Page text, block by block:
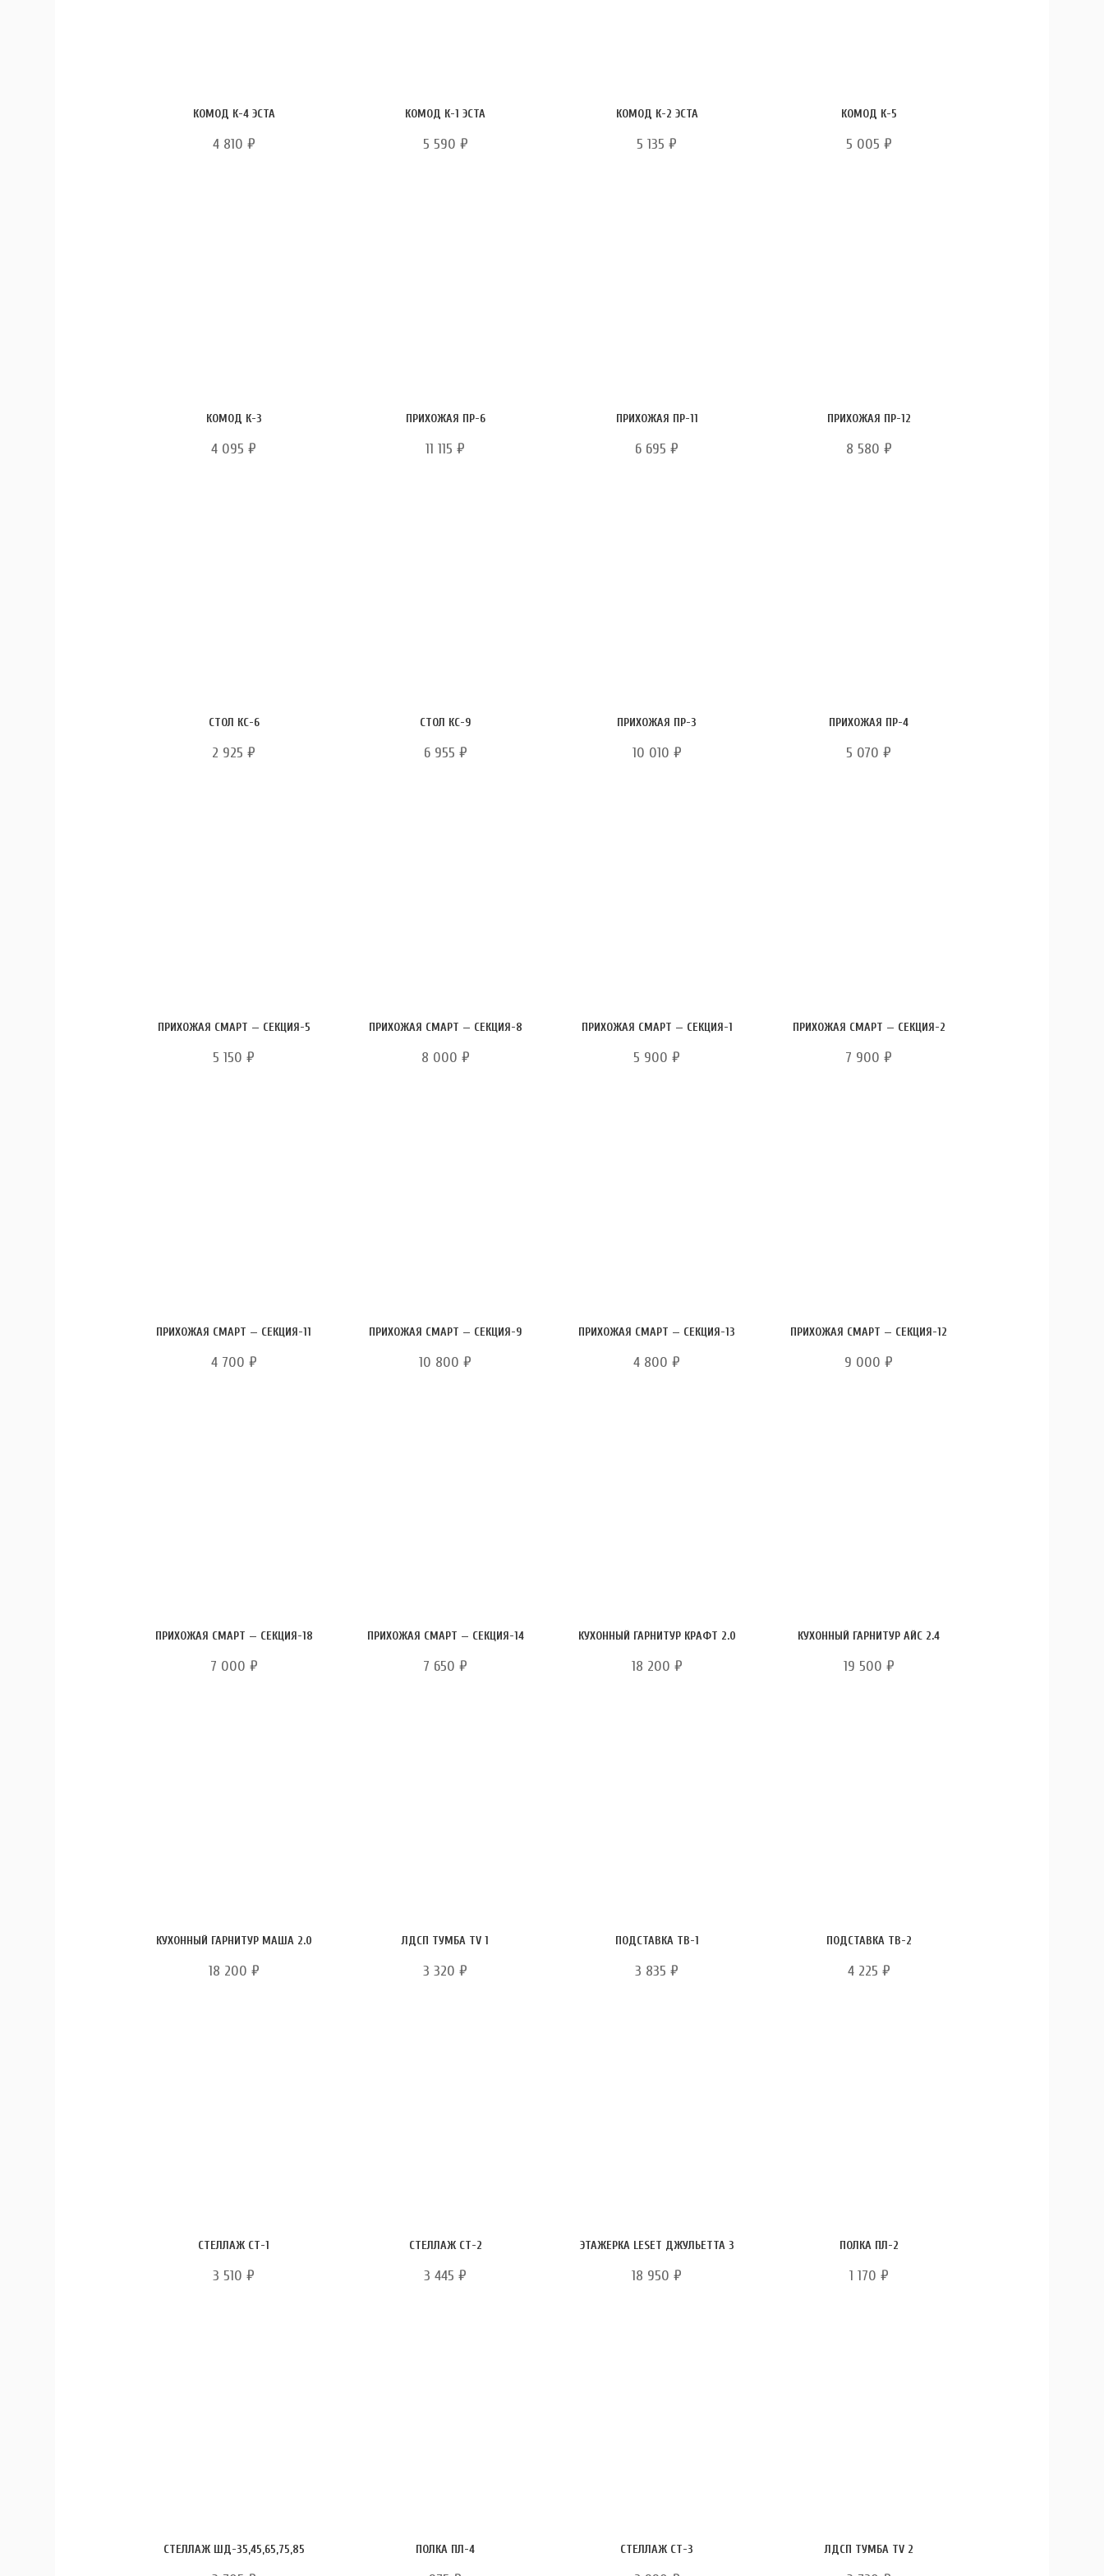
КОМОД К-4 ЭСТА
4 810 ₽
КОМОД К-1 ЭСТА
5 590 ₽
КОМОД К-2 ЭСТА
5 135₽
КОМОД К-5
5 005 ₽
КОМОД К-3
4 095₽
ПРИХОЖАЯ ПР-6
11 115₽
ПРИХОЖАЯ ПР-11
6 695₽
ПРИХОЖАЯ ПР-12
8 580 ₽
СТОЛ КС-6
2 925₽
СТОЛ КС-9
6 955 ₽
ПРИХОЖАЯ ПР-3
10 010 ₽
ПРИХОЖАЯ ПР-4
5 070₽
ПРИХОЖАЯ СМАРТ — СЕКЦИЯ-5
5 150₽
ПРИХОЖАЯ СМАРТ — СЕКЦИЯ-8
8 000 ₽
ПРИХОЖАЯ СМАРТ — СЕКЦИЯ-1
5 900₽
ПРИХОЖАЯ СМАРТ — СЕКЦИЯ-2
7 900₽
ПРИХОЖАЯ СМАРТ — СЕКЦИЯ-11
4 700 ₽
ПРИХОЖАЯ СМАРТ — СЕКЦИЯ-9
10 800₽
ПРИХОЖАЯ СМАРТ — СЕКЦИЯ-13
4 800₽
ПРИХОЖАЯ СМАРТ — СЕКЦИЯ-12
9 000₽
ПРИХОЖАЯ СМАРТ — СЕКЦИЯ-18
7 000 ₽
ПРИХОЖАЯ СМАРТ — СЕКЦИЯ-14
7 650₽
КУХОННЫЙ ГАРНИТУР КРАФТ 2.0
18 200 ₽
КУХОННЫЙ ГАРНИТУР АЙС 2.4
19 500 ₽
КУХОННЫЙ ГАРНИТУР МАША 2.0
18 200 ₽
ЛДСП ТУМБА TV 1
3 320₽
ПОДСТАВКА ТВ-1
3 835₽
ПОДСТАВКА ТВ-2
4 225 ₽
СТЕЛЛАЖ СТ-1
3 510₽
СТЕЛЛАЖ СТ-2
3 445₽
ЭТАЖЕРКА LESET ДЖУЛЬЕТТА 3
18 950₽
ПОЛКА ПЛ-2
1 170 ₽
СТЕЛЛАЖ ШД-35,45,65,75,85 ПОЛКА ПЛ-4 СТЕЛЛАЖ СТ-3 ЛДСП ТУМБА TV 2